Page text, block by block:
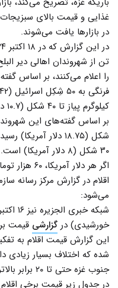
غذایی و قیمت بالای
در بازارها یافت می‌شوند.
تن از شهروندان اهالی دیر
را اعلام می‌کنند، بر اساس
کیلوگرم پیاز تا ۴۰ شکل (۱۰.۷ دلار آمریکا) افزایش یافته است.
شکل (۱۸.۷۵ دلار
۳۰ شکل (۸ دلار آمریکا) است.
اگر هر
اقلام در گزارش مرکز رسانه
می‌شود:
خورشیدی) در گزارشی قیمت
این گزارش قیمت اقلام به
شده که اختلاف بسیار زیادی
جنوب غزه حتی تا ۲۰ برابر بالاتر از مناطق شمالی این منطقه است.
در جدول زیر قیمت‌ برخی اقلام